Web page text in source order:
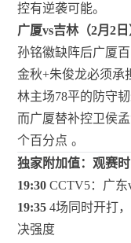
控有逆袭可能。
广厦vs吉林（2月2
孙铭徽缺阵后广厦
金秋+朱俊龙必须承
林主场78平的防守
而广厦替补控卫侯
个百分点 。
独家附加值：观赛
19:30 CCTV5：广东
19:35 4场同时开打
决强度